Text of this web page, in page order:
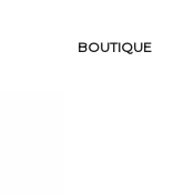
BOUTIQUE